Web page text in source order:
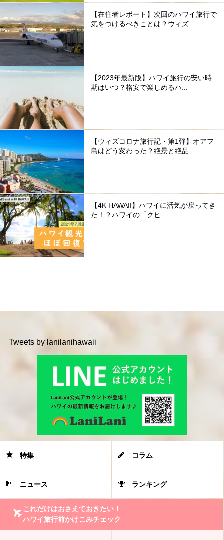
【在住者レポート】次回のハワイ旅行で
気をつけるべきことは？ウィズ...
【2023年最新版】ハワイ旅行の安い時
期はいつ？格安で楽しめるハ...
【ウィズコロナ旅行記・第1弾】オアフ
島はどう変わった？絶景と絶品...
【4K HAWAII】ハワイに活気が戻ってき
た！？ハワイの「クヒ...
Tweets by lanilanihawaii
特集 コラム
ニュース ランキング
これだけはおさえておきたい！
ハワイ旅行前かけこみチェック